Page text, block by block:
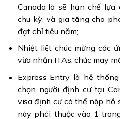
Canada là sẽ hạn chế lựa
chu kỳ, và gia tăng cho
đạt chỉ tiêu năm;
Nhiệt liệt chúc mừng các
vừa nhận ITAs, chúc may
Express Entry là hệ
chọn người định cư tại
visa định cư có thể nộp hồ
này phải thuộc vào 1